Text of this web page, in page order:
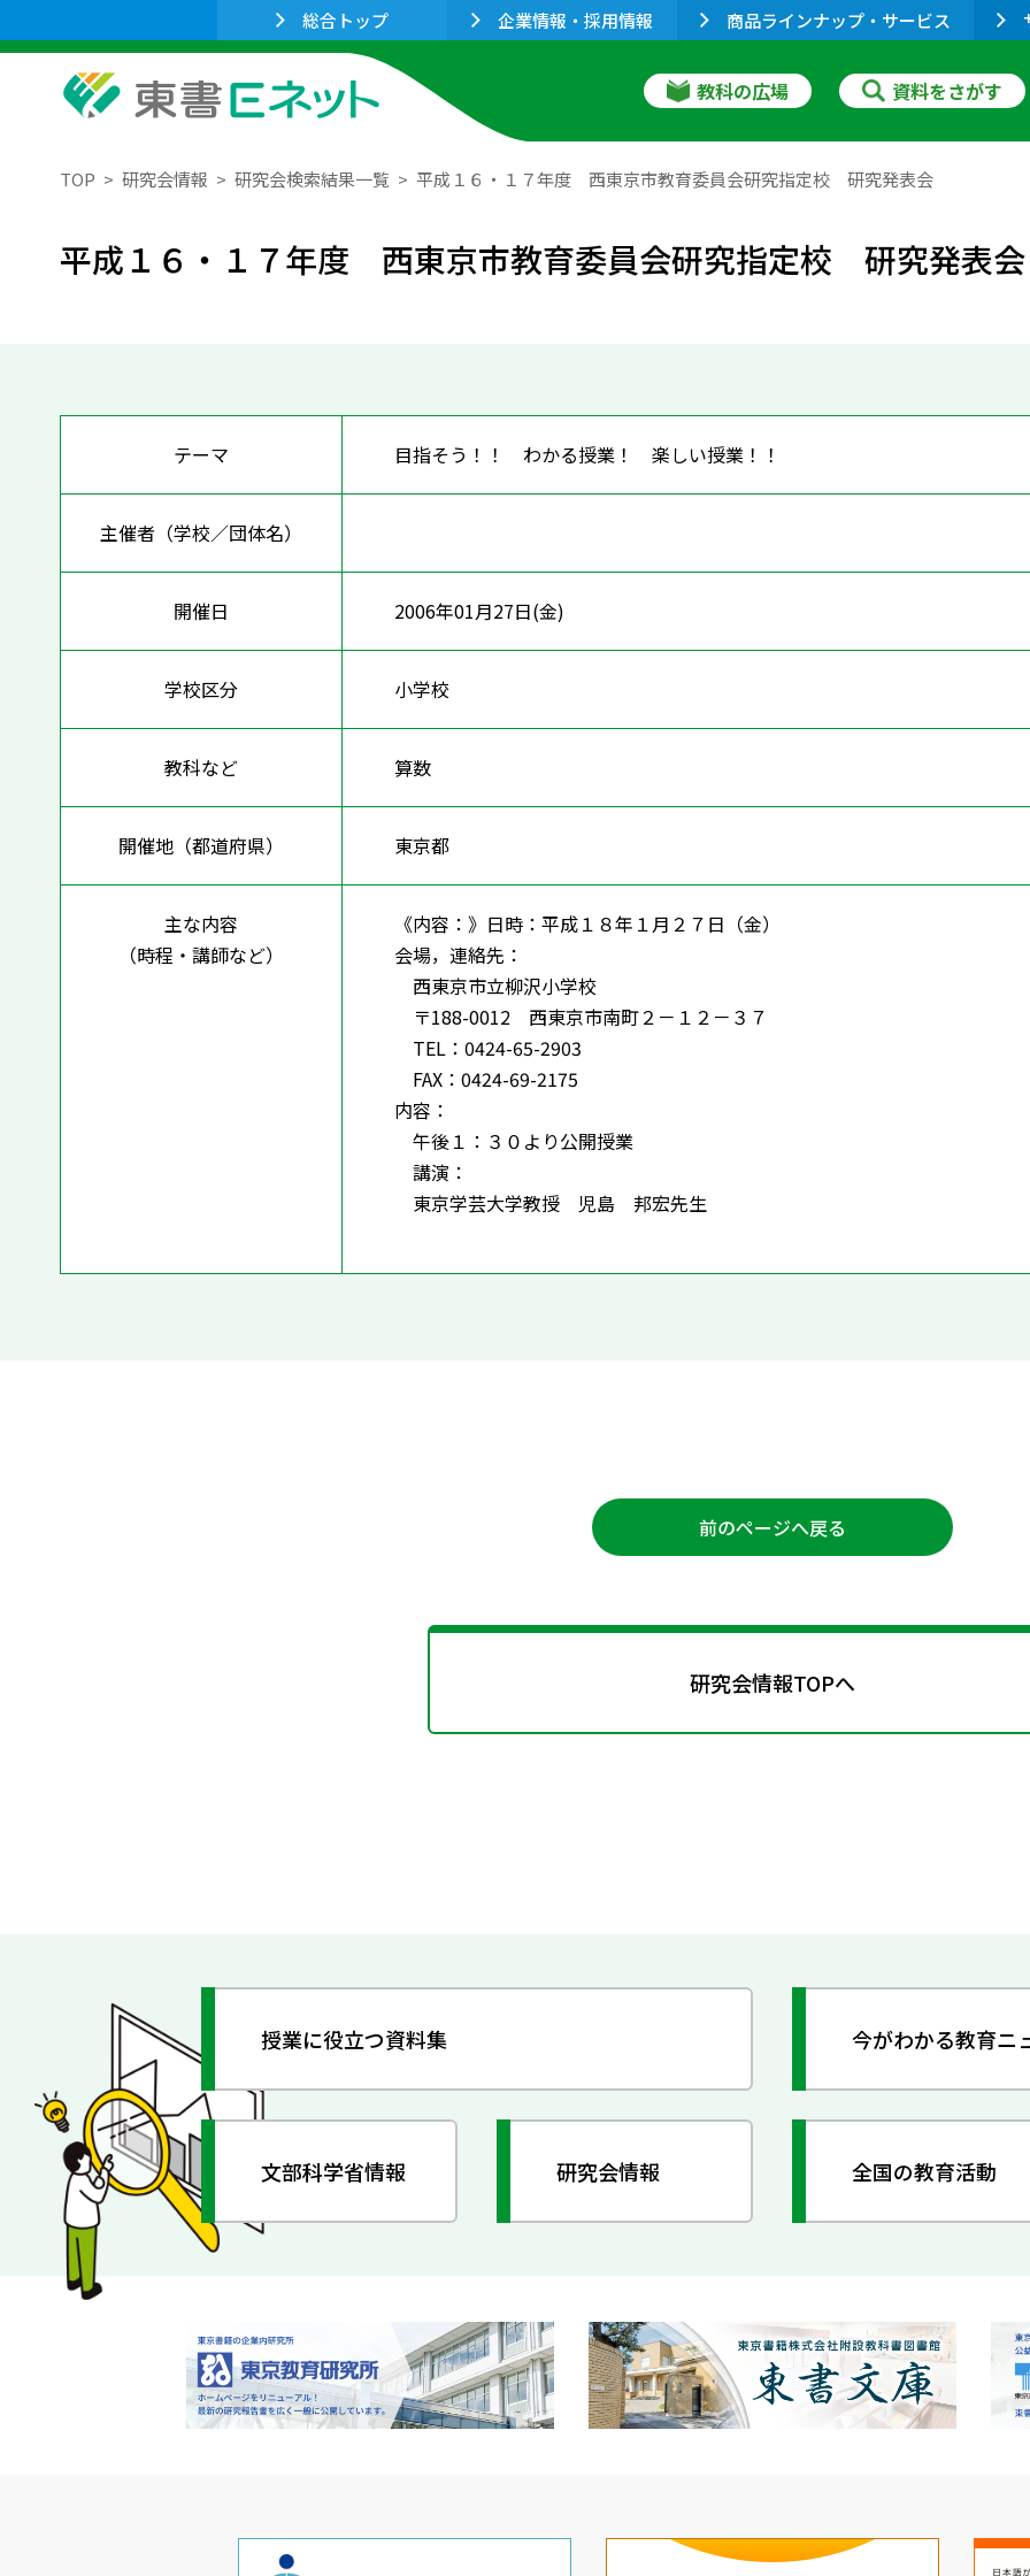
総合トップ 企業情報・採用情報 商品ラインナップ・サービス
教科の広場 資料をさがす
TOP 研究会情報 研究会検索結果一覧 平成１６・１７年度 西東京市教育委員会研究指定校 研究発表会
平成１６・１７年度 西東京市教育委員会研究指定校 研究発表会
テーマ 目指そう！！ わかる授業！ 楽しい授業！！
主催者（学校／団体名）
開催日 2006年01月27日(金)
学校区分 小学校
教科など 算数
開催地（都道府県） 東京都
主な内容
（時程・講師など）
《内容：》日時：平成１８年１月２７日（金）
会場，連絡先：
西東京市立柳沢小学校
〒188-0012 西東京市南町２－１２－３７
TEL：0424-65-2903
FAX：0424-69-2175
内容：
午後１：３０より公開授業
講演：
東京学芸大学教授 児島 邦宏先生
前のページへ戻る
研究会情報TOPへ
授業に役立つ資料集 今がわかる教育ニ
文部科学省情報 研究会情報 全国の教育活動